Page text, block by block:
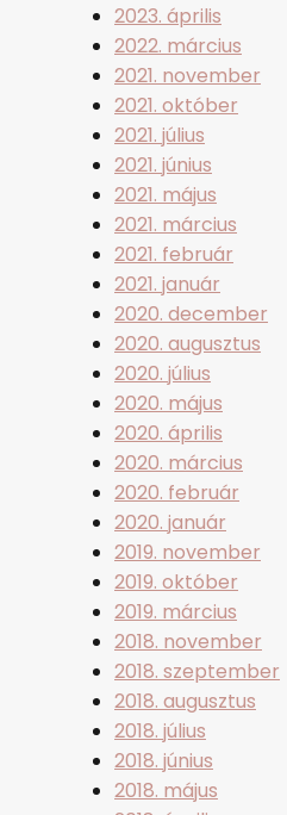
2023. április
2022. március
2021. november
2021. október
2021. július
2021. június
2021. május
2021. március
2021. február
2021. január
2020. december
2020. augusztus
2020. július
2020. május
2020. április
2020. március
2020. február
2020. január
2019. november
2019. október
2019. március
2018. november
2018. szeptember
2018. augusztus
2018. július
2018. június
2018. május